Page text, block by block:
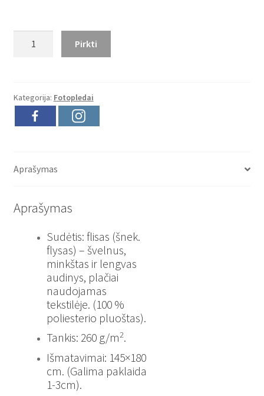
klasikinis,
145x180
cm
Pirkti
Kategorija: Fotopledai
Aprašymas
Aprašymas
Sudėtis: flisas (šnek.
flysas) – švelnus,
minkštas ir lengvas
audinys, plačiai
naudojamas
tekstilėje. (100 %
poliesterio pluoštas).
Tankis: 260 g/m2.
Išmatavimai: 145×180
cm. (Galima paklaida
1-3cm).